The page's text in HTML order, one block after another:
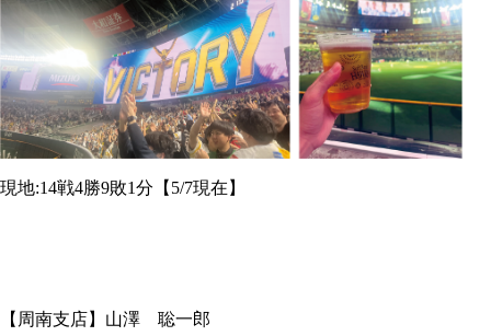
現地:14戦4勝9敗1分【5/7現在】
【周南支店】山澤 聡一郎